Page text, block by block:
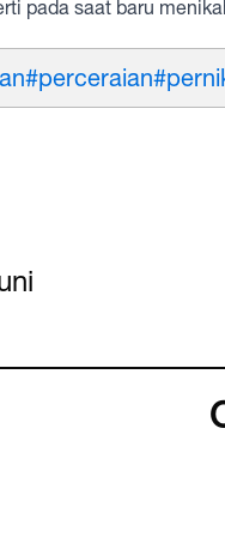
pada saat baru
#perceraian